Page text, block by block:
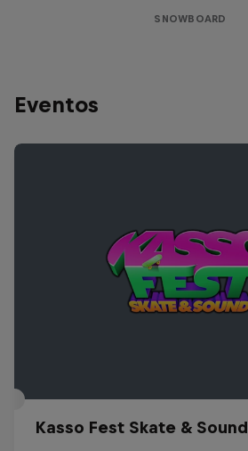
SNOWBOARD
Eventos
Kasso Fest Skate & Sound